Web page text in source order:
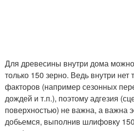
Для древесины внутри дома
только 150 зерно. Ведь внутри нет
факторов (например сезонных
дождей и т.п.), поэтому адгезия
поверхностью) не важна, а важна
добьемся, выполнив шлифовку